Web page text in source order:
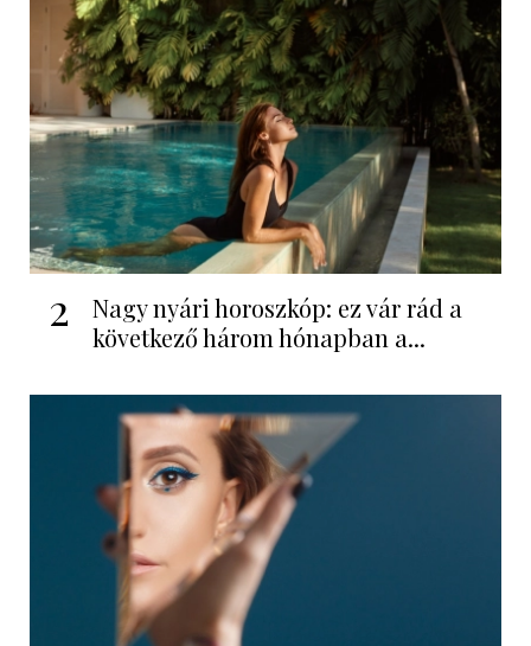
2
Nagy nyári horoszkóp: ez vár rád a
következő három hónapban a...